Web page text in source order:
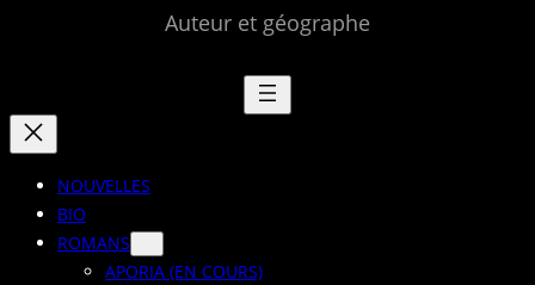
Auteur et géographe
NOUVELLES
BIO
ROMANS
APORIA (EN COURS)